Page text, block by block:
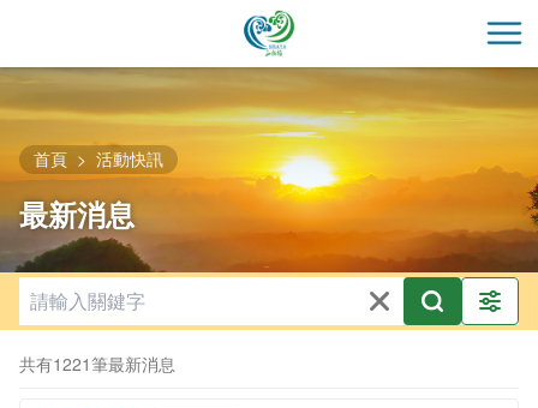
主
內
區
塊
開
首頁 活動快訊
最新消息
共有1221筆最新消息